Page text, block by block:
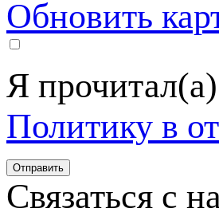
Обновить
Я
Политику в
Связаться с